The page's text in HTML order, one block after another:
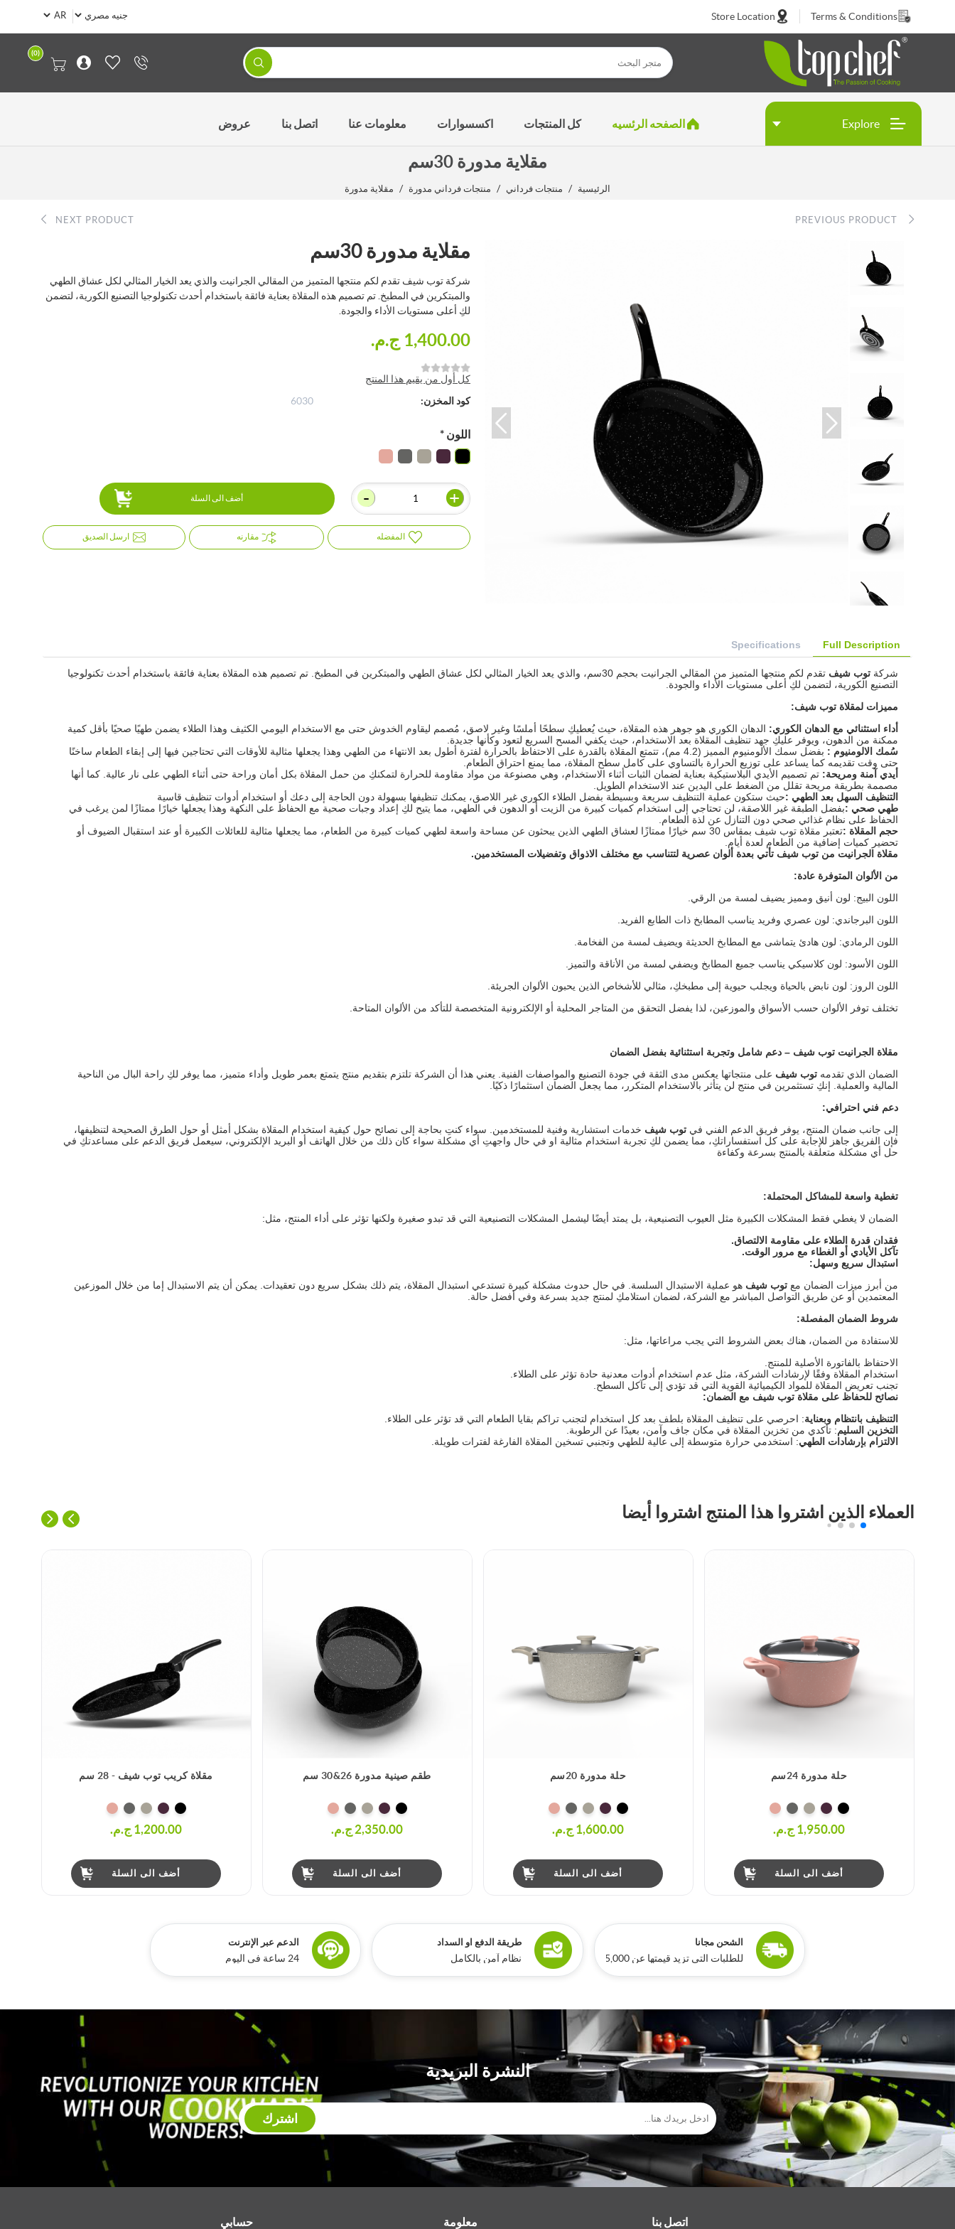
Terms & Conditions
Store Location
(0)
Explore الصفحه الرئسيه كل المنتجات اكسسوارات معلومات عنا اتصل بنا عروض
مقلاية مدورة 30سم
الرئيسية / منتجات فرداني / منتجات فرداني مدورة / مقلاية مدورة
NEXT PRODUCT
مقلاية مدورة 30سم
شركة توب شيف تقدم لكم منتجها المتميز من المقالي الجرانيت والذي يعد الخيار المثالي لكل عشاق الطهي
والمبتكرين في المطبخ. تم تصميم هذه المقلاة بعناية فائقة باستخدام أحدث تكنولوجيا التصنيع الكورية، لتضمن
لكِ أعلى مستويات الأداء والجودة.
1,400.00 ج.م.‏
كل أول من يقيم هذا المنتج
كود المخزن:
6030
اللون *
+
- أضف الى السلة
المفضله مقارنه ارسل الصديق
Full Description
Specifications
شركة توب شيف
تقدم لكم منتجها المتميز من المقالي الجرانيت بحجم 30سم، والذي يعد الخيار المثالي لكل عشاق الطهي والمبتكرين في المطبخ. تم تصميم هذه المقلاة بعناية فائقة باستخدام أحدث تكنولوجيا
التصنيع الكورية، لتضمن لكِ أعلى مستويات الأداء والجودة.
مميزات لمقلاة توب شيف:
أداء استثنائي مع الدهان الكوري: الدهان الكوري هو جوهر هذه المقلاة، حيث يُعطيكِ سطحًا أملسًا وغير لاصق، مُصمم ليقاوم الخدوش حتى مع الاستخدام اليومي الكثيف وهذا الطلاء يضمن طهيًا صحيًا بأقل كمية
ممكنة من الدهون، ويوفر عليكِ جهد تنظيف المقلاة بعد الاستخدام، حيث يكفي المسح السريع لتعود وكأنها جديدة.
سُمك الالومنيوم :
بفضل سمك الألومنيوم المميز (4.2 مم)، تتمتع المقلاة بالقدرة على الاحتفاظ بالحرارة لفترة أطول بعد الانتهاء من الطهي وهذا يجعلها مثالية للأوقات التي تحتاجين فيها إلى إبقاء الطعام ساخنًا
حتى وقت تقديمه كما يساعد على توزيع الحرارة بالتساوي على كامل سطح المقلاة، مما يمنع احتراق الطعام.
أيدي آمنة ومريحة: تم تصميم الأيدي البلاستيكية بعناية لضمان الثبات أثناء الاستخدام، وهي مصنوعة من مواد مقاومة للحرارة لتمكنكِ من حمل المقلاة بكل أمان وراحة حتى أثناء الطهي على نار عالية. كما أنها
مصممة بطريقة مريحة تقلل من الضغط على اليدين عند الاستخدام الطويل.
التنظيف السهل بعد الطهي :حيث ستكون عملية التنظيف سريعة وبسيطة بفضل الطلاء الكوري غير اللاصق، يمكنك تنظيفها بسهولة دون الحاجة إلى دعك أو استخدام أدوات تنظيف قاسية
طهي صحي :بفضل الطبقة غير اللاصقة، لن تحتاجي إلى استخدام كميات كبيرة من الزيت أو الدهون في الطهي، مما يتيح لكِ إعداد وجبات صحية مع الحفاظ على النكهة وهذا يجعلها خيارًا ممتازًا لمن يرغب في
الحفاظ على نظام غذائي صحي دون التنازل عن لذة الطعام.
حجم المقلاة :
تعتبر مقلاة توب شيف بمقاس 30 سم خيارًا ممتازًا لعشاق الطهي الذين يبحثون عن مساحة واسعة لطهي كميات كبيرة من الطعام، مما يجعلها مثالية للعائلات الكبيرة أو عند استقبال الضيوف أو
تحضير كميات إضافية من الطعام لعدة أيام.
مقلاة الجرانيت من توب شيف تأتي بعدة ألوان عصرية لتتناسب مع مختلف الاذواق وتفضيلات المستخدمين.
من الألوان المتوفرة عادة:
اللون البيج: لون أنيق ومميز يضيف لمسة من الرقي.
اللون البرجاندي: لون عصري وفريد يناسب المطابخ ذات الطابع الفريد.
اللون الرمادي: لون هادئ يتماشى مع المطابخ الحديثة ويضيف لمسة من الفخامة.
اللون الأسود: لون كلاسيكي يناسب جميع المطابخ ويضفي لمسة من الأناقة والتميز.
اللون الروز: لون نابض بالحياة ويجلب حيوية إلى مطبخكِ، مثالي للأشخاص الذين يحبون الألوان الجريئة.
تختلف توفر الألوان حسب الأسواق والموزعين، لذا يفضل التحقق من المتاجر المحلية أو الإلكترونية المتخصصة للتأكد من الألوان المتاحة.
مقلاة الجرانيت توب شيف – دعم شامل وتجربة استثنائية بفضل الضمان
الضمان الذي تقدمه توب شيف على منتجاتها يعكس مدى الثقة في جودة التصنيع والمواصفات الفنية. يعني هذا أن الشركة تلتزم بتقديم منتج يتمتع بعمر طويل وأداء متميز، مما يوفر لكِ راحة البال من الناحية
المالية والعملية. إنكِ تستثمرين في منتج لن يتأثر بالاستخدام المتكرر، مما يجعل الضمان استثمارًا ذكيًا.
دعم فني احترافي:
إلى جانب ضمان المنتج، يوفر فريق الدعم الفني في توب شيف خدمات استشارية وفنية للمستخدمين. سواء كنتِ بحاجة إلى نصائح حول كيفية استخدام المقلاة بشكل أمثل أو حول الطرق الصحيحة لتنظيفها،
فإن الفريق جاهز للإجابة على كل استفساراتكِ، مما يضمن لكِ تجربة استخدام مثالية او في حال واجهتِ أي مشكلة سواء كان ذلك من خلال الهاتف أو البريد الإلكتروني، سيعمل فريق الدعم على مساعدتكِ في
حل أي مشكلة متعلقة بالمنتج بسرعة وكفاءة
تغطية واسعة للمشاكل المحتملة:
الضمان لا يغطي فقط المشكلات الكبيرة مثل العيوب التصنيعية، بل يمتد أيضًا ليشمل المشكلات التصنيعية التي قد تبدو صغيرة ولكنها تؤثر على أداء المنتج، مثل:
فقدان قدرة الطلاء على مقاومة الالتصاق.
تآكل الأيادي أو الغطاء مع مرور الوقت.
استبدال سريع وسهل:
من أبرز ميزات الضمان مع توب شيف هو عملية الاستبدال السلسة. في حال حدوث مشكلة كبيرة تستدعي استبدال المقلاة، يتم ذلك بشكل سريع دون تعقيدات. يمكن أن يتم الاستبدال إما من خلال الموزعين
المعتمدين أو عن طريق التواصل المباشر مع الشركة، لضمان استلامكِ لمنتج جديد بسرعة وفي أفضل حالة.
شروط الضمان المفصلة:
للاستفادة من الضمان، هناك بعض الشروط التي يجب مراعاتها، مثل:
الاحتفاظ بالفاتورة الأصلية للمنتج.
استخدام المقلاة وفقًا لإرشادات الشركة، مثل عدم استخدام أدوات معدنية حادة تؤثر على الطلاء.
تجنب تعريض المقلاة للمواد الكيميائية القوية التي قد تؤدي إلى تآكل السطح.
نصائح للحفاظ على مقلاة توب شيف مع الضمان:
التنظيف بانتظام وبعناية: احرصي على تنظيف المقلاة بلطف بعد كل استخدام لتجنب تراكم بقايا الطعام التي قد تؤثر على الطلاء.
التخزين السليم: تأكدي من تخزين المقلاة في مكان جاف وآمن، بعيدًا عن الرطوبة.
الالتزام بإرشادات الطهي: استخدمي حرارة متوسطة إلى عالية للطهي وتجنبي تسخين المقلاة الفارغة لفترات طويلة.
العملاء الذين اشتروا هذا المنتج اشتروا أيضا
حلة مدورة 24سم
1,950.00 ج.م.‏
أضف الى السلة
حلة مدورة 20سم
1,600.00 ج.م.‏
أضف الى السلة
طقم صينية مدورة 26&30 سم
2,350.00 ج.م.‏
أضف الى السلة
مقلاة كريب توب شيف - 28 سم
1,200.00 ج.م.‏
أضف الى السلة
ًالشحن مجانا
للطلبات التي تزيد قيمتها عن 15,000 جنيه مصري
طريقة الدفع او السداد
نظام آمن بالكامل
الدعم عبر الإنترنت
24 ساعة في اليوم
النشرة البريدية
اشترك
اتصل بنا معلومة حسابي